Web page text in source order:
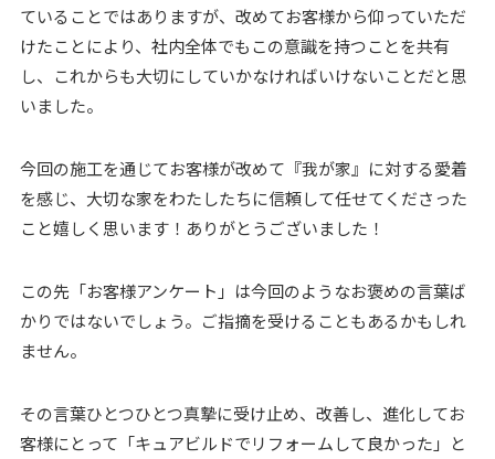
ていることではありますが、改めてお客様から仰っていただ
けたことにより、社内全体でもこの意識を持つことを共有
し、これからも大切にしていかなければいけないことだと思
いました。
今回の施工を通じてお客様が改めて『我が家』に対する愛着
を感じ、大切な家をわたしたちに信頼して任せてくださった
こと嬉しく思います！ありがとうございました！
この先「お客様アンケート」は今回のようなお褒めの言葉ば
かりではないでしょう。ご指摘を受けることもあるかもしれ
ません。
その言葉ひとつひとつ真摯に受け止め、改善し、進化してお
客様にとって「キュアビルドでリフォームして良かった」と